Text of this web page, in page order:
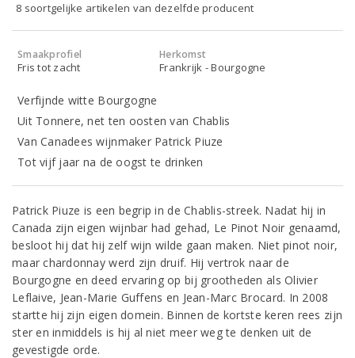
8 soortgelijke artikelen van dezelfde producent
Smaakprofiel
Fris tot zacht
Herkomst
Frankrijk - Bourgogne
Verfijnde witte Bourgogne
Uit Tonnere, net ten oosten van Chablis
Van Canadees wijnmaker Patrick Piuze
Tot vijf jaar na de oogst te drinken
Patrick Piuze is een begrip in de Chablis-streek. Nadat hij in
Canada zijn eigen wijnbar had gehad, Le Pinot Noir genaamd,
besloot hij dat hij zelf wijn wilde gaan maken. Niet pinot noir,
maar chardonnay werd zijn druif. Hij vertrok naar de
Bourgogne en deed ervaring op bij grootheden als Olivier
Leflaive, Jean-Marie Guffens en Jean-Marc Brocard. In 2008
startte hij zijn eigen domein. Binnen de kortste keren rees zijn
ster en inmiddels is hij al niet meer weg te denken uit de
gevestigde orde.